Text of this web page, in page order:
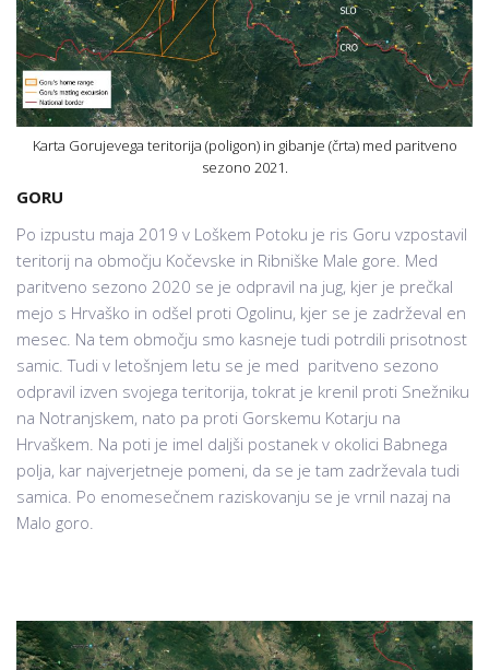
Karta Gorujevega teritorija (poligon) in gibanje (črta) med paritveno
sezono 2021.
GORU
Po izpustu maja 2019 v Loškem Potoku je ris Goru vzpostavil
teritorij na območju Kočevske in Ribniške Male gore. Med
paritveno sezono 2020 se je odpravil na jug, kjer je prečkal
mejo s Hrvaško in odšel proti Ogolinu, kjer se je zadrževal en
mesec. Na tem območju smo kasneje tudi potrdili prisotnost
samic. Tudi v letošnjem letu se je med paritveno sezono
odpravil izven svojega teritorija, tokrat je krenil proti Snežniku
na Notranjskem, nato pa proti Gorskemu Kotarju na
Hrvaškem. Na poti je imel daljši postanek v okolici Babnega
polja, kar najverjetneje pomeni, da se je tam zadrževala tudi
samica. Po enomesečnem raziskovanju se je vrnil nazaj na
Malo goro.